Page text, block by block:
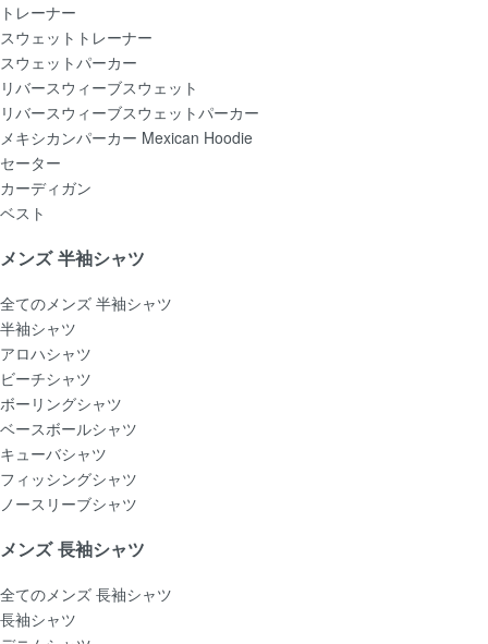
トレーナー
スウェットトレーナー
スウェットパーカー
リバースウィーブスウェット
リバースウィーブスウェットパーカー
メキシカンパーカー Mexican Hoodie
セーター
カーディガン
ベスト
メンズ 半袖シャツ
全てのメンズ 半袖シャツ
半袖シャツ
アロハシャツ
ビーチシャツ
ボーリングシャツ
ベースボールシャツ
キューバシャツ
フィッシングシャツ
ノースリーブシャツ
メンズ 長袖シャツ
全てのメンズ 長袖シャツ
長袖シャツ